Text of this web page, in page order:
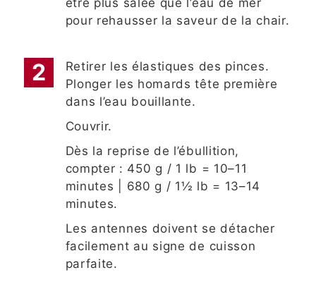
être plus salée que l’eau de mer
pour rehausser la saveur de la chair.
Retirer les élastiques des pinces.
Plonger les homards tête première
dans l’eau bouillante.
Couvrir.
Dès la reprise de l’ébullition,
compter : 450 g / 1 lb = 10–11
minutes | 680 g / 1½ lb = 13–14
minutes.
Les antennes doivent se détacher
facilement au signe de cuisson
parfaite.